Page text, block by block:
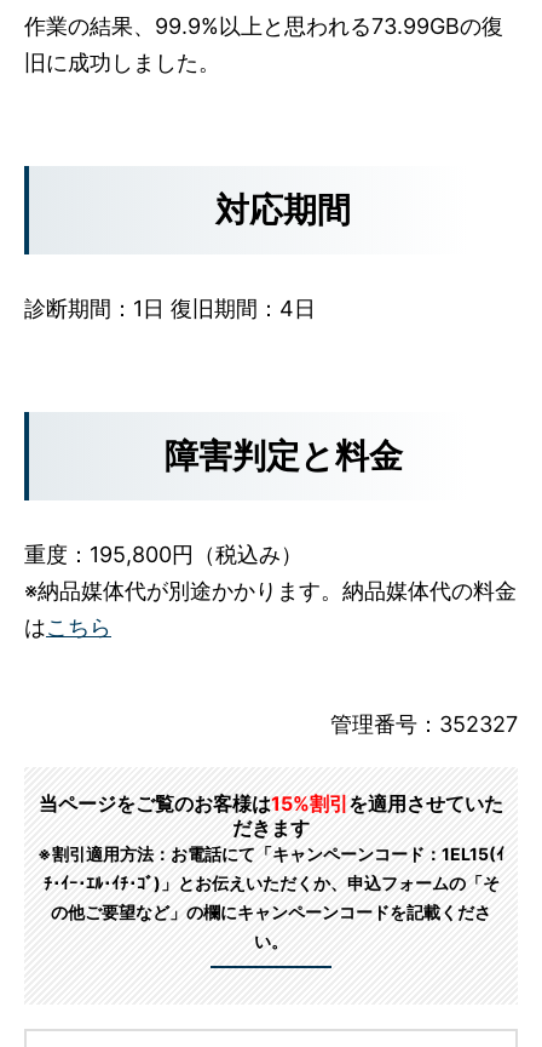
作業の結果、99.9%以上と思われる73.99GBの復
旧に成功しました。
対応期間
診断期間：1日 復旧期間：4日
障害判定と料金
重度：195,800円（税込み）
※納品媒体代が別途かかります。納品媒体代の料金
はこちら
管理番号：352327
当ページをご覧のお客様は15%割引 を適用させていた
だきます
※割引適用方法：お電話にて「キャンペーンコード：1EL15(ｲ
ﾁ･ｲｰ･ｴﾙ･ｲﾁ･ｺﾞ)」とお伝えいただくか、申込フォームの「そ
の他ご要望など」の欄にキャンペーンコードを記載くださ
い。